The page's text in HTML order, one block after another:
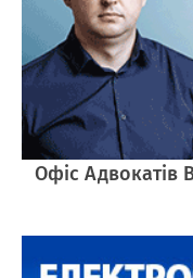
Офіс Адвокатів